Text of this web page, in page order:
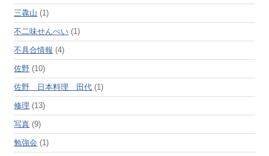
三毳山 (1)
不二味せんべい (1)
不具合情報 (4)
佐野 (10)
佐野 日本料理 田代 (1)
修理 (13)
写真 (9)
勉強会 (1)